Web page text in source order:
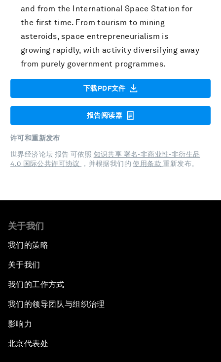
and from the International Space Station for
the first time. From tourism to mining
asteroids, space entrepreneurialism is
growing rapidly, with activity diversifying away
from purely government programmes.
下载PDF文件
报告阅读器
许可和重新发布
世界经济论坛 报告 可依照 知识共享 署名-非商业性-非衍生品
4.0 国际公共许可协议
，并根据我们的使用条款重新发布。
关于我们
我们的策略
关于我们
我们的工作方式
我们的领导团队与组织治理
影响力
北京代表处